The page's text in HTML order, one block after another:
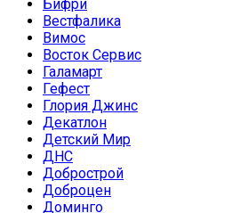
Бифри
Вестфалика
Вимос
Восток Сервис
Галамарт
Гефест
Глория Джинс
Декатлон
Детский Мир
ДНС
Добрострой
Доброцен
Доминго